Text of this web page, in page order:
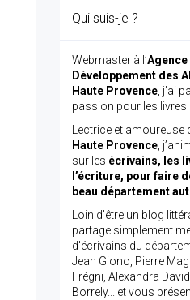
Qui suis-je ?
Webmaster à l’Agence
Développement des
Haute Provence, j’ai
passion pour les livres
Lectrice et amoureuse
Haute Provence,
sur les écrivains, les
l’écriture, pour faire
beau département
Loin d'être un blog
partage simplement
d'écrivains du
Jean Giono, Pierre
Frégni, Alexandra
Borrely... et vous